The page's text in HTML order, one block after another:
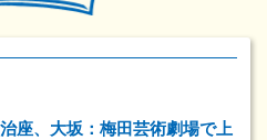
座、大坂：梅田芸術劇場で上